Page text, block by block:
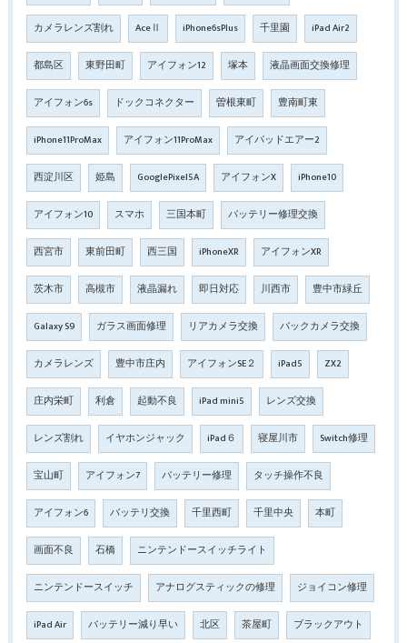
カメラレンズ割れ AceⅡ iPhone6sPlus 千里園 iPad Air2
都島区 東野田町 アイフォン12 塚本 液晶画面交換修理
アイフォン6s ドックコネクター 曽根東町 豊南町東
iPhone11ProMax アイフォン11ProMax アイパッドエアー2
西淀川区 姫島 GooglePixel5A アイフォンX iPhone10
アイフォン10 スマホ 三国本町 バッテリー修理交換
西宮市 東前田町 西三国 iPhoneXR アイフォンXR
茨木市 高槻市 液晶漏れ 即日対応 川西市 豊中市緑丘
Galaxy S9 ガラス画面修理 リアカメラ交換 バックカメラ交換
カメラレンズ 豊中市庄内 アイフォンSE２ iPad5 ZX2
庄内栄町 利倉 起動不良 iPad mini5 レンズ交換
レンズ割れ イヤホンジャック iPad６ 寝屋川市 Switch修理
宝山町 アイフォン7 バッテリー修理 タッチ操作不良
アイフォン6 バッテリ交換 千里西町 千里中央 本町
画面不良 石橋 ニンテンドースイッチライト
ニンテンドースイッチ アナログスティックの修理 ジョイコン修理
iPad Air バッテリー減り早い 北区 茶屋町 ブラックアウト